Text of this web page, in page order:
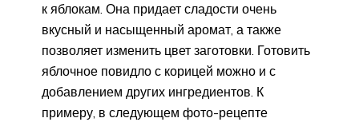
к яблокам. Она придает сладости очень
вкусный и насыщенный аромат, а также
позволяет изменить цвет заготовки. Готовить
яблочное повидло с корицей можно и с
добавлением других ингредиентов. К
примеру, в следующем фото-рецепте